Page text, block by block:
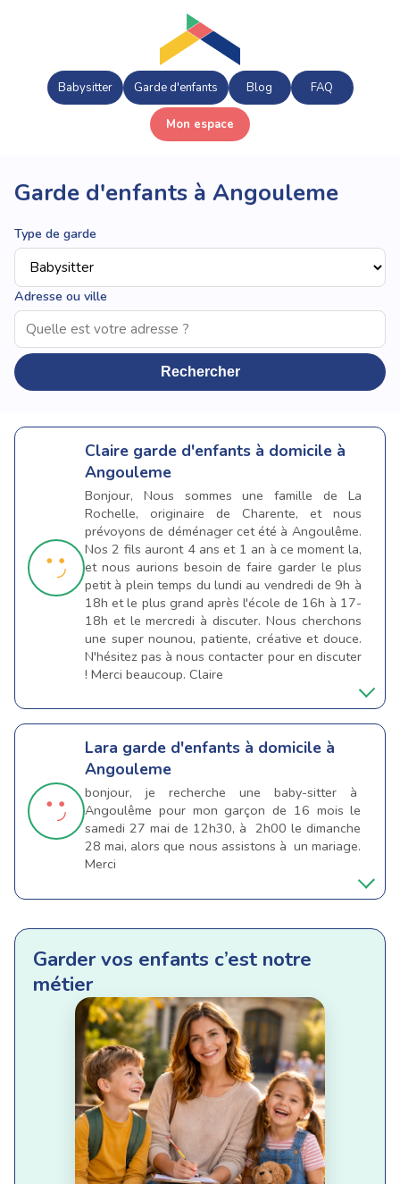
Babysitter Garde d'enfants Blog FAQ
Mon espace
Garde d'enfants à Angouleme
Type de garde
Adresse ou ville
Rechercher
Claire garde d'enfants à domicile à
Angouleme
Bonjour, Nous sommes une famille de La
Rochelle, originaire de Charente, et nous
prévoyons de déménager cet été à Angoulême.
Nos 2 fils auront 4 ans et 1 an à ce moment la,
et nous aurions besoin de faire garder le plus
petit à plein temps du lundi au vendredi de 9h à
18h et le plus grand après l'école de 16h à 17-
18h et le mercredi à discuter. Nous cherchons
une super nounou, patiente, créative et douce.
N'hésitez pas à nous contacter pour en discuter
! Merci beaucoup. Claire
Lara garde d'enfants à domicile à
Angouleme
bonjour, je recherche une baby-sitter à
Angoulême pour mon garçon de 16 mois le
samedi 27 mai de 12h30, à 2h00 le dimanche
28 mai, alors que nous assistons à un mariage.
Merci
Garder vos enfants c’est notre
métier